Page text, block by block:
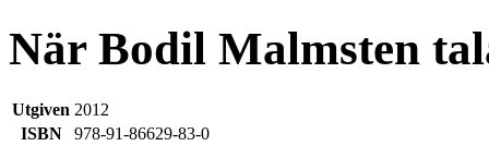
När Bodil Malmsten
Utgiven 2012
ISBN
978-91-86629-83-0